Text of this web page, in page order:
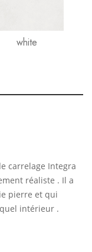
white
carrelage Integra
réaliste . Il a
pierre et qui
intérieur .